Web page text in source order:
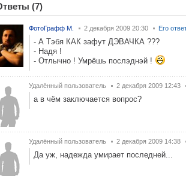
(7)
ФотоГрафф M. 2 декабря 2009 20:30 Его
- А Тэбя КАК зафут ДЭВАЧКА ???
- Надя !
- Отлычно ! Умрёшь послэднэй !
Удалённый пользователь 2 декабря 2009 12:43
а в чём заключается вопрос?
Удалённый пользователь 2 декабря 2009 14:38
Да уж, надежда умирает последней...